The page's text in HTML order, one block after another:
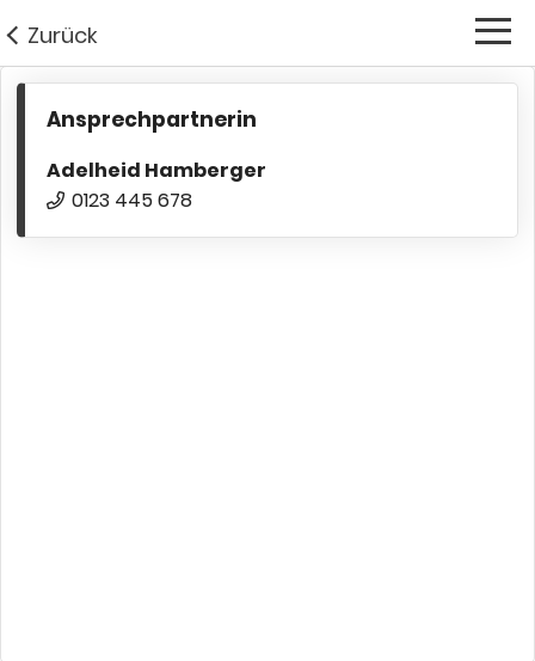
Zurück
Ansprechpartnerin
Adelheid Hamberger
0123 445 678